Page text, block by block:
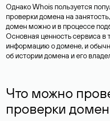
Однако Whois пользуется
проверки домена на
домен можно и в процессе
Основная ценность сервиса в
информацию о домене, и
об истории домена и его
Что можно
проверки